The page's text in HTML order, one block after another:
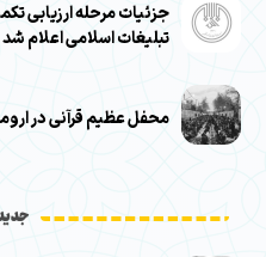
جزئیات مرحله ارزیابی
تبلیغات اسلامی اعلام شد
محفل عظیم قرآنی در